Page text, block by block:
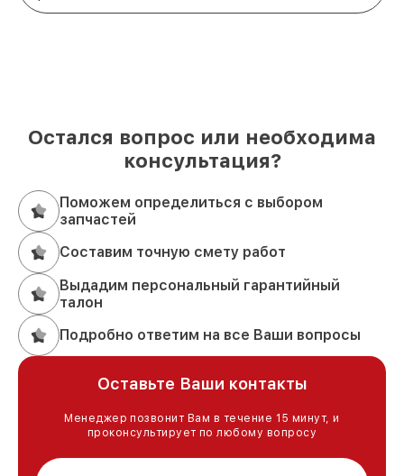
Остался вопрос или необходима
консультация?
Поможем определиться с выбором
запчастей
Составим точную смету работ
Выдадим персональный гарантийный
талон
Подробно ответим на все Ваши вопросы
Оставьте Ваши контакты
Менеджер позвонит Вам в течение 15 минут, и
проконсультирует по любому вопросу